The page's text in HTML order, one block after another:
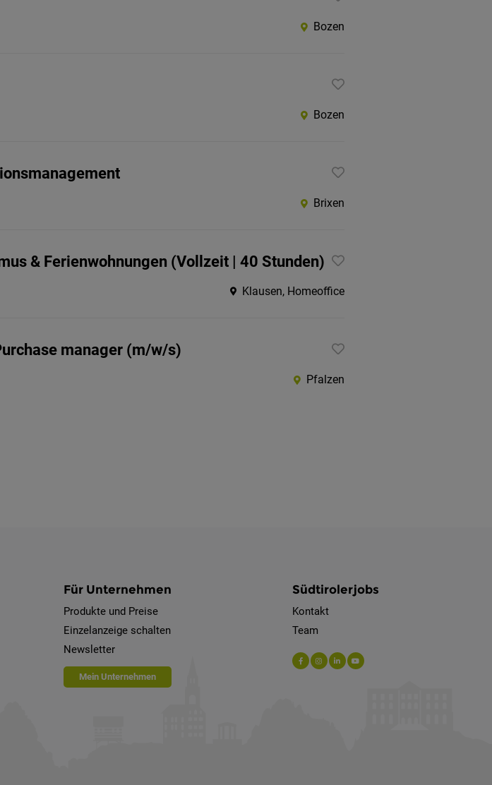
Bozen
Bozen
Brixen
& Ferienwohnungen (Vollzeit | 40 Stunden)
Klausen, Homeoffice
manager (m/w/s)
Pfalzen
Für Unternehmen
Produkte und Preise
Einzelanzeige schalten
Newsletter
Mein Unternehmen
Südtirolerjobs
Kontakt
Team